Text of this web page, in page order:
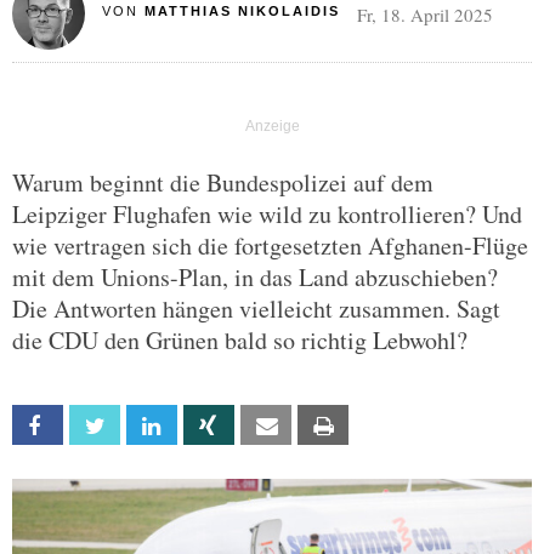
VON MATTHIAS NIKOLAIDIS Fr, 18. April 2025
Warum beginnt die Bundespolizei auf dem
Leipziger Flughafen wie wild zu kontrollieren? Und
wie vertragen sich die fortgesetzten Afghanen-Flüge
mit dem Unions-Plan, in das Land abzuschieben?
Die Antworten hängen vielleicht zusammen. Sagt
die CDU den Grünen bald so richtig Lebwohl?
Facebook Twitter Linkedin Xing Email